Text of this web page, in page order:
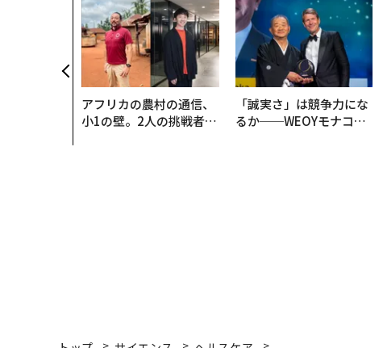
アフリカの農村の通信、
小1の壁。2人の挑戦者が
「誠実さ」は競争力にな
るか──WEOYモナコで